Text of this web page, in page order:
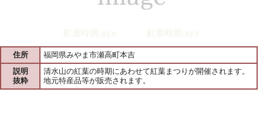
住所
福岡県みやま市瀬高町本吉
説明
抜粋
清水山の紅葉の時期にあわせて紅葉まつりが開催されます。
地元特産品等が販売されます。